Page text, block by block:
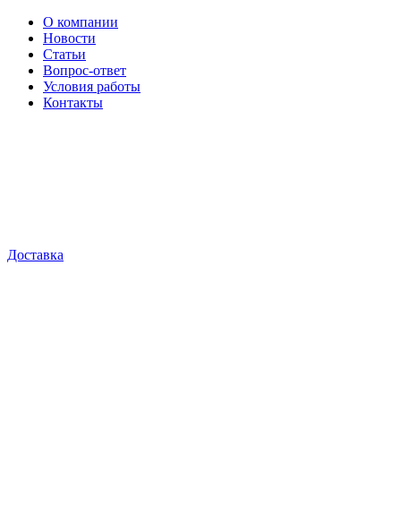
О компании
Новости
Статьи
Вопрос-ответ
Условия работы
Контакты
Доставка